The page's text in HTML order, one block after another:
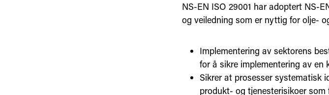
NS-EN ISO 29001 har adoptert NS-
og veiledning som er nyttig for olje-
Implementering av sektorens
for å sikre implementering av
Sikrer at prosesser systematisk
produkt- og tjenesterisikoer